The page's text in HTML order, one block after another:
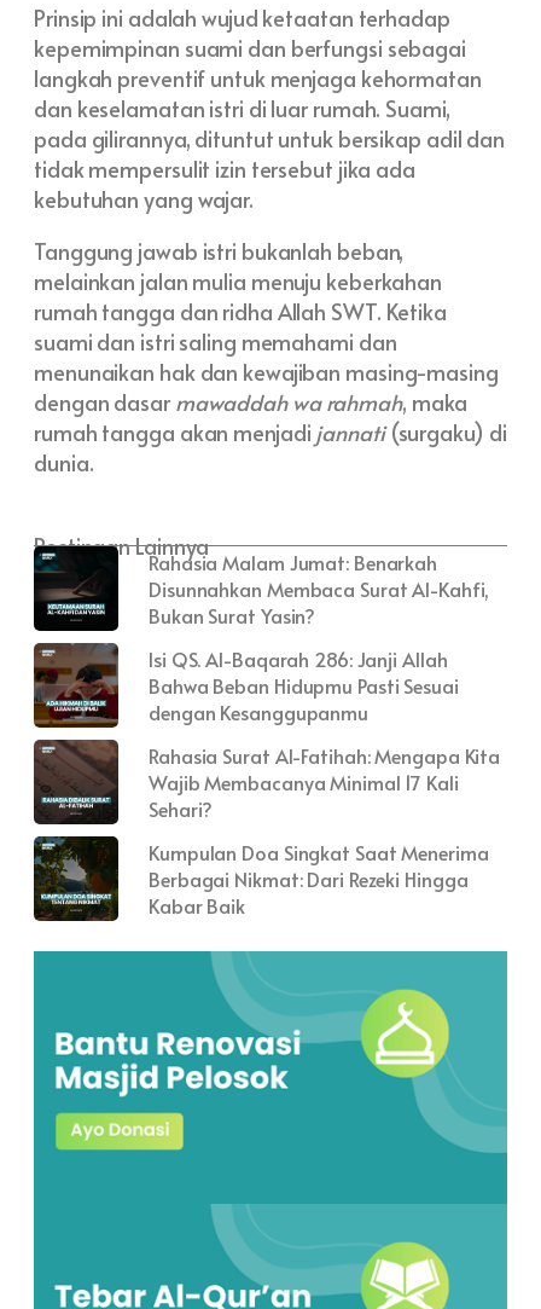
Prinsip ini adalah wujud ketaatan terhadap
kepemimpinan suami dan berfungsi sebagai
langkah preventif untuk menjaga kehormatan
dan keselamatan istri di luar rumah. Suami,
pada gilirannya, dituntut untuk bersikap adil dan
tidak mempersulit izin tersebut jika ada
kebutuhan yang wajar.
Tanggung jawab istri bukanlah beban,
melainkan jalan mulia menuju keberkahan
rumah tangga dan ridha Allah SWT. Ketika
suami dan istri saling memahami dan
menunaikan hak dan kewajiban masing-masing
dengan dasar mawaddah wa rahmah, maka
rumah tangga akan menjadi jannati(surgaku) di
dunia.
Postingan Lainnya
Rahasia Malam Jumat: Benarkah
Disunnahkan Membaca Surat Al-Kahfi,
Bukan Surat Yasin?
Isi QS. Al-Baqarah 286: Janji Allah
Bahwa Beban Hidupmu Pasti Sesuai
dengan Kesanggupanmu
Rahasia Surat Al-Fatihah: Mengapa Kita
Wajib Membacanya Minimal 17 Kali
Sehari?
Kumpulan Doa Singkat Saat Menerima
Berbagai Nikmat: Dari Rezeki Hingga
Kabar Baik